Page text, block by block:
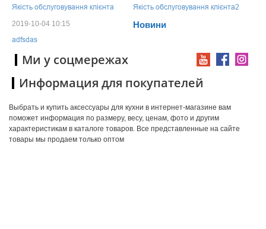
Якість обслуговування клієнта Якість обслуговування клієнта2
2019-10-04 10:15
adfsdas
Новини
Ми у соцмережах
Информация для покупателей
Выбрать и купить аксессуары для кухни в интернет-магазине вам
поможет информация по размеру, весу, ценам, фото и другим
характеристикам в каталоге товаров. Все представленные на сайте
товары мы продаем только оптом